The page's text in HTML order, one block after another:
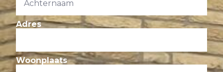
Adres
Woonplaats